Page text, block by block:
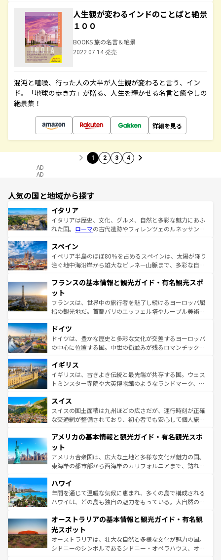
人生観が変わるインドのことばと絶景
１００
BOOKS 旅の名言＆絶景
2022.07.14 発売
混沌と喧噪、行った人の大半が人生観が変わると言う、イン
ド。「地球の歩き方」が贈る、人生を輝かせる名言と癒やしの
絶景集！
詳細を見る
1 2 3 4
AD
AD
人気の国と地域から探す
イタリア
イタリアは歴史、文化、グルメ、自然と多彩な魅力にあふ
れた国。 ローマの古代遺跡やフィレンツェのルネッサンス
ろん、トスカーナの美しい田園風景やアマルフィ海岸の絶
景など、自然景観も見逃せない。観光の合間には、本場の
ピザやパスタなど、絶品のイタリア料理を堪能することも
ませてくれるイタリアで、忘れられない旅をしてみよう！
なお、新着のイタリア情報は
しい。
スペイン
イベリア半島のほぼ80％を占めるスペインは、太陽が降り
注ぐ地中海沿岸から雄大なピレネー山脈まで、多彩な自然
文化が根付くこの国では、情熱的なフラメンコ、熱気あふ
れる闘牛、そして美味しいタパスが生活の一部となってい
る。首都マドリードの洗練された雰囲気や、バルセロナの
アートに溢れた街角から、地方では古代ローマ遺跡や中世
せる。地方によって風土や気候が異なるスペインはその個
性で訪れる人を魅了する。 なお、新着のスペイン情報は コ
ンテンツ一覧を参照してほしい。
フランスの基本情報と観光ガイド・有名観光スポ
ット
フランスは、世界中の旅行者を魅了し続けるヨーロッパ屈
指の観光地だ。首都パリのエッフェル塔やルーブル美術館
で、幅広い魅力が詰まっている。華麗な宮殿、歴史的な大
聖堂、美しいビーチ、そして豊かな自然が、訪れる者を心
から魅了する。また、フランスは美食の国としても知ら
いる。シャンパンの発祥地であるランス、プロヴァンスの
香り高いラベンダー畑など、多彩な楽しみ方が可能だ。さ
らに、パリ以外の地域にも魅力が溢れており、どの街角に
れる地方に足を運ぶとそれぞれで全く異なる文化を体験で
きるだろう。 なお、新着のフランス情報はコンテンツ一覧
を参照してほしい。
ドイツ
ドイツは、豊かな歴史と多彩な文化が交差するヨーロッパ
の中心に位置する国。中世の街並みが残るロマンチック街
顔を持つこの国は、どこを歩いても飽きることがない。ベ
ルリンの文化的活気、バイエルン州のアルプスの絶景、そ
してライン川沿いのワイン畑といった風景は必見。ビール
は、お酒好きな人にはぜひ体験してほしい。 なお、新着の
ドイツ情報はコンテンツ一覧を参照してほしい。
イギリス
イギリスは、古きよき伝統と最先端が共存する国。ウェス
トミンスター寺院や大英博物館のようなランドマーク、歴
リアごとに異なる魅力がある。また、優雅なアフタヌーン
ティー、ビール好きにはたまらない英国パブ、サッカー観
戦など、本場だからこそできる体験も豊富。イギリスを旅
ンツ一覧を参照してほしい。
スイス
スイスの国土面積は九州ほどの広さだが、運行時刻が正確
な交通網が整備されており、初心者でも安心して個人旅行
の建物がそのまま残る町や、スイスならではのユニークな
博物館もあり、アルプス観光だけでなく町歩きも満喫する
ことができる。国民の所得が高いため物価も高いが、旅行
者向けの交通パス提供のサービスもあり、うまく活用すれ
着のスイス情報は
アメリカの基本情報と観光ガイド・有名観光スポ
ット
アメリカ合衆国は、広大な土地と多様な文化が魅力の国。
東海岸の都市部から西海岸のカリフォルニアまで、訪れる
のような巨大都市は、観光、ショッピング、エンターテイ
ンメントが詰まった刺激的なスポットだ。一方、アメリカ
西部には大自然が広がり、グランドキャニオンやイエロー
部のニューオーリンズでは、音楽と美食が融合した独特の
文化が魅力。旅行者はアメリカの各地域で異なる魅力を楽
しみながら、その多様性と豊かな歴史を感じることができ
るだろう。車でのロードトリップや列車の旅も、アメリカ
ハワイ
年間を通じて温暖な気候に恵まれ、多くの島で構成される
ハワイは、どの島も独自の魅力をもっている。大自然の神
ワイ島は見逃せない。また、定番の観光地といえばオアフ
島だが、静かな自然を求めるならマウイ島やカウアイ島が
おすすめ。エメラルドグリーンに輝く海をはじめ、豊かな
文化や歴史が息づいている。「アロハスピリット」と呼ば
オーストラリアの基本情報と観光ガイド・有名観
光スポット
オーストラリアは、壮大な自然と多様な文化が魅力の国。
シドニーのシンボルであるシドニー・オペラハウス、オー